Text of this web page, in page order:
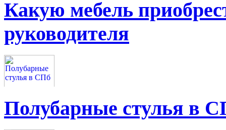
Какую мебель
руководителя
Полубарные стулья в